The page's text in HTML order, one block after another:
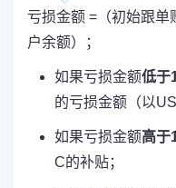
亏损金额 =（初始跟单
户余额）；
如果亏损金额低于
的亏损金额（以
如果亏损金额高于
C的补贴；